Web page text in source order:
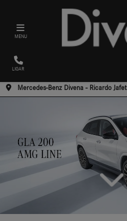
MENU
LIGAR
Mercedes-Benz Divena - Ricardo Jafet